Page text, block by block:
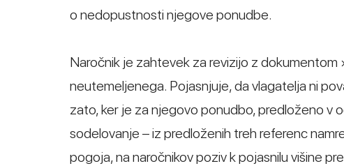
o nedopustnosti njegove ponudbe.
Naročnik je zahtevek za revizijo z
neutemeljenega. Pojasnjuje, da vlagatelja ni
zato, ker je za njegovo ponudbo, predloženo v
sodelovanje – iz predloženih treh referenc
pogoja, na naročnikov poziv k pojasnilu višine